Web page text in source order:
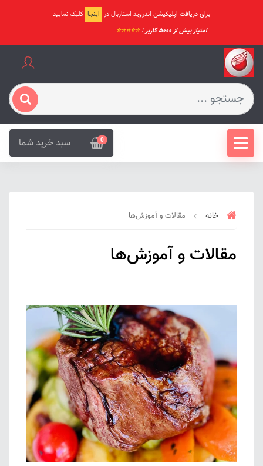
برای دریافت اپلیکیشن اندروید استاربال در اینجا کلیک نمایید
امتیاز بیش از ۵۰۰۰ کاربر :
⭐️⭐️⭐️⭐️⭐️
0 سبد خرید شما
خانه مقالات و آموزش‌ها
مقالات و آموزش‌ها